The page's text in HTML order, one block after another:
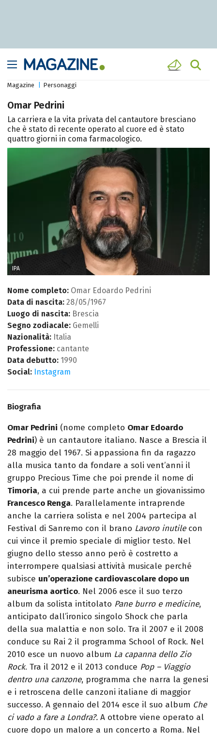
Magazine Personaggi
Omar Pedrini
La carriera e la vita privata del cantautore bresciano
che è stato di recente operato al cuore ed è stato
quattro giorni in coma farmacologico.
IPA
Nome completo: Omar Edoardo Pedrini
Data di nascita: 28/05/1967
Luogo di nascita: Brescia
Segno zodiacale: Gemelli
Nazionalità: Italia
Professione: cantante
Data debutto: 1990
Social: Instagram
Biografia
Omar Pedrini (nome completo Omar Edoardo
Pedrini) è un cantautore italiano. Nasce a Brescia il
28 maggio del 1967. Si appassiona fin da ragazzo
alla musica tanto da fondare a soli vent’anni il
gruppo Precious Time che poi prende il nome di
Timoria, a cui prende parte anche un giovanissimo
Francesco Renga. Parallelamente intraprende
anche la carriera solista e nel 2004 partecipa al
Festival di Sanremo con il brano Lavoro inutilecon
cui vince il premio speciale di miglior testo. Nel
giugno dello stesso anno però è costretto a
interrompere qualsiasi attività musicale perché
subisce un’operazione cardiovascolare dopo un
aneurisma aortico. Nel 2006 esce il suo terzo
album da solista intitolato Pane burro e medicine,
anticipato dall’ironico singolo Shock che parla
della sua malattia e non solo. Tra il 2007 e il 2008
conduce su Rai 2 il programma School of Rock. Nel
2010 esce un nuovo album La capanna dello Zio
Rock. Tra il 2012 e il 2013 conduce Pop – Viaggio
dentro una canzone, programma che narra la genesi
e i retroscena delle canzoni italiane di maggior
successo. A gennaio del 2014 esce il suo album Che
ci vado a fare a Londra?. A ottobre viene operato al
cuore dopo un malore a un concerto a Roma. Nel